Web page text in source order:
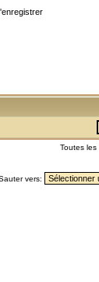
Toutes les
vers: